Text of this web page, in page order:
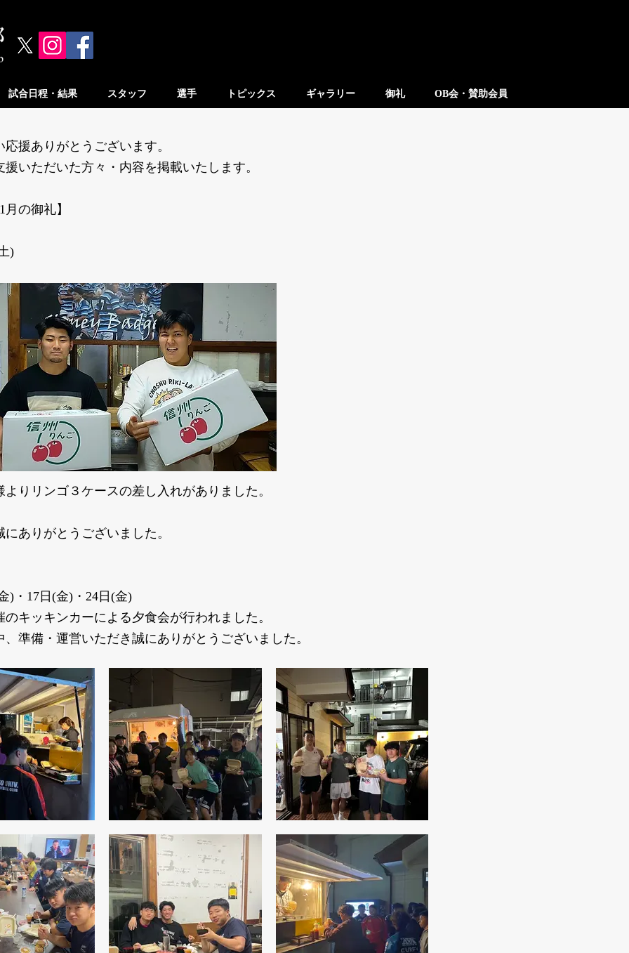
試合日程・結果 スタッフ 選手 トピックス ギャラリー 御礼 OB会・賛助会員
応援ありがとうございます。
援いただいた方々・ 内容を掲載いたします。
月の御礼】
)
よりリンゴ３ケースの差し入れがありました。
にありがとうございました。
)・17日(金)・24日(金)
のキッキンカーによる夕食会が行われました。
、準備・運営いただき誠にありがとうございました。